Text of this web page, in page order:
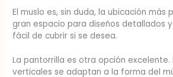
El muslo es, sin duda, la ubicación más
gran espacio para diseños detallados
fácil de cubrir si se desea.
La pantorrilla es otra opción excelente.
verticales se adaptan a la forma del